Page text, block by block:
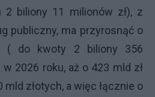
2 biliony 11 milionów zł), z
publiczny, ma przyrosnąć o
( do kwoty 2 biliony 356
2026 roku, aż o 423 mld zł
złotych, a więc łącznie o